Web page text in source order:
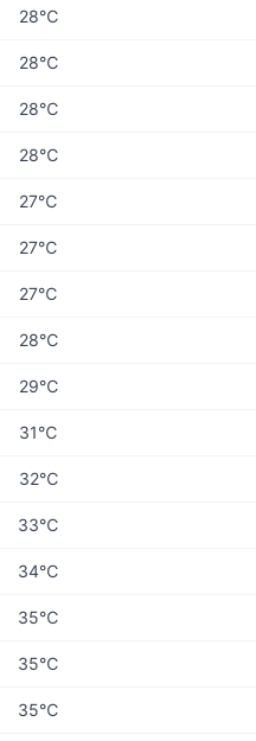
28℃
28℃
28℃
28℃
27℃
27℃
27℃
28℃
29℃
31℃
32℃
33℃
34℃
35℃
35℃
35℃